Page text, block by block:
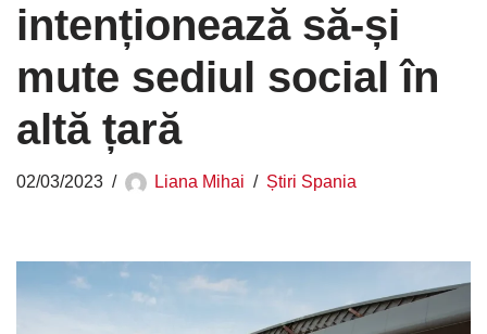
intenționează să-și
mute sediul social în
altă țară
02/03/2023 Liana Mihai Știri Spania